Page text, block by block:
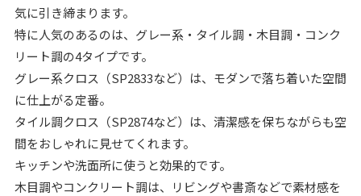
気に引き締まります。
特に人気のあるのは、グレー系・タイル調・木目調・コンク
リート調の4タイプです。
グレー系クロス（SP2833など）は、モダンで落ち着いた空間
に仕上がる定番。
タイル調クロス（SP2874など）は、清潔感を保ちながらも空
間をおしゃれに見せてくれます。
キッチンや洗面所に使うと効果的です。
木目調やコンクリート調は、リビングや書斎などで素材感を